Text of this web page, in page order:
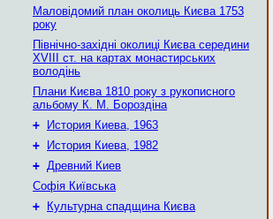
Маловідомий план околиць Києва 1753
року
Північно-західні околиці Києва середини
XVIII ст. на картах монастирських
володінь
Плани Києва 1810 року з рукописного
альбому К. М. Бороздіна
+
История Киева, 1963
+
История Киева, 1982
+ Древний Киев
Софія Київська
+
Культурна спадщина Києва